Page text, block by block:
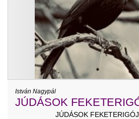
István Nagypál
JÚDÁSOK
JÚDÁSOK FEKETERIGÓJA